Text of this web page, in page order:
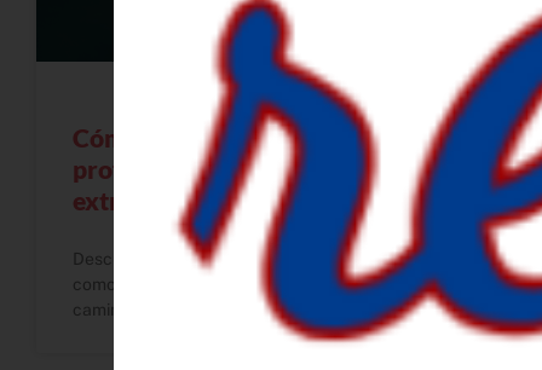
Cómo reinventarte
profesionalmente viviendo en el
extranjero
Descubre cómo reinventarte profesionalmente
como mujer expat, ganar claridad y construir un
camino alineado a tu propósito. Guía práctica y real.